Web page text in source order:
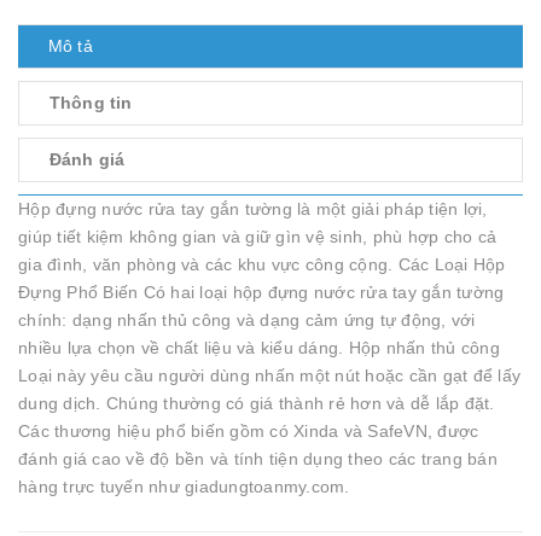
Mô tả
Thông tin
Đánh giá
Hộp đựng nước rửa tay gắn tường là một giải pháp tiện lợi,
giúp tiết kiệm không gian và giữ gìn vệ sinh, phù hợp cho cả
gia đình, văn phòng và các khu vực công cộng. Các Loại Hộp
Đựng Phổ Biến Có hai loại hộp đựng nước rửa tay gắn tường
chính: dạng nhấn thủ công và dạng cảm ứng tự động, với
nhiều lựa chọn về chất liệu và kiểu dáng. Hộp nhấn thủ công
Loại này yêu cầu người dùng nhấn một nút hoặc cần gạt để lấy
dung dịch. Chúng thường có giá thành rẻ hơn và dễ lắp đặt.
Các thương hiệu phổ biến gồm có Xinda và SafeVN, được
đánh giá cao về độ bền và tính tiện dụng theo các trang bán
hàng trực tuyến như giadungtoanmy.com.